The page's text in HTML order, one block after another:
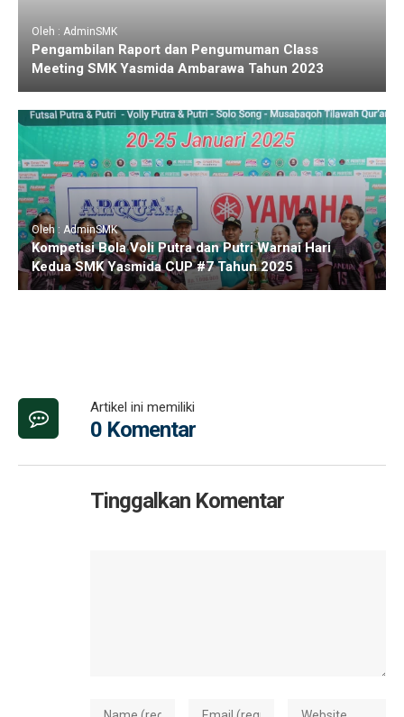
Oleh : AdminSMK
Pengambilan Raport dan Pengumuman Class
Meeting SMK Yasmida Ambarawa Tahun 2023
Oleh : AdminSMK
Kompetisi Bola Voli Putra dan Putri Warnai Hari
Kedua SMK Yasmida CUP #7 Tahun 2025
Artikel ini memiliki
0 Komentar
Tinggalkan Komentar